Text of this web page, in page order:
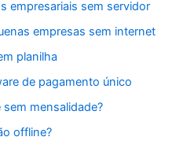
empresariais sem servidor
empresas sem internet
planilha
de pagamento único
mensalidade?
offline?